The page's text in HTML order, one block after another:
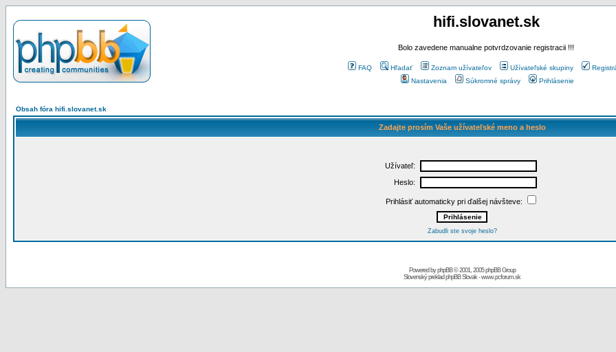
hifi.slovanet.sk
Bolo zavedene manualne potvrdzovanie registracii !!!
FAQ Hľadať Zoznam užívateľov Užívateľské skupiny
Nastavenia
Súkromné správy Prihlásenie
Obsah fóra hifi.slovanet.sk
Zadajte prosím Vaše užívateľské meno a heslo
Užívateľ:
Heslo:
Prihlásiť automaticky pri ďalšej návšteve:
Zabudli ste svoje heslo?
Powered byphpBB© 2001, 2005 phpBB Group
Slovenský preklad phpBB Slovak-www.pcforum.sk